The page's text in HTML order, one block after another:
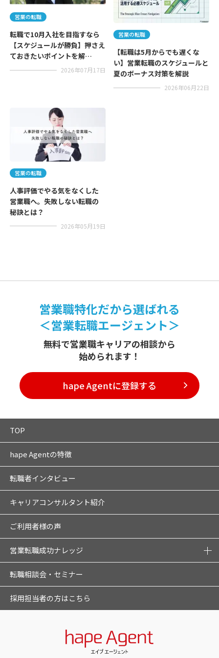
営業の転職
転職で10月入社を目指すなら
【スケジュールが勝負】押さえ
ておきたいポイントを解…
2026年07月17日
営業の転職
【転職は5月からでも遅くな
い】営業転職のスケジュールと
夏のボーナス対策を解説
2026年06月22日
営業の転職
人事評価でやる気をなくした
営業職へ。失敗しない転職の
秘訣とは？
2026年05月19日
営業職特化だから選ばれる
＜営業転職エージェント＞
無料で営業職キャリアの相談から
始められます！
hape Agentに登録する
TOP
hape Agentの特徴
転職者インタビュー
キャリアコンサルタント紹介
ご利用者様の声
営業転職成功ナレッジ
転職相談会・セミナー
採用担当者の方はこちら